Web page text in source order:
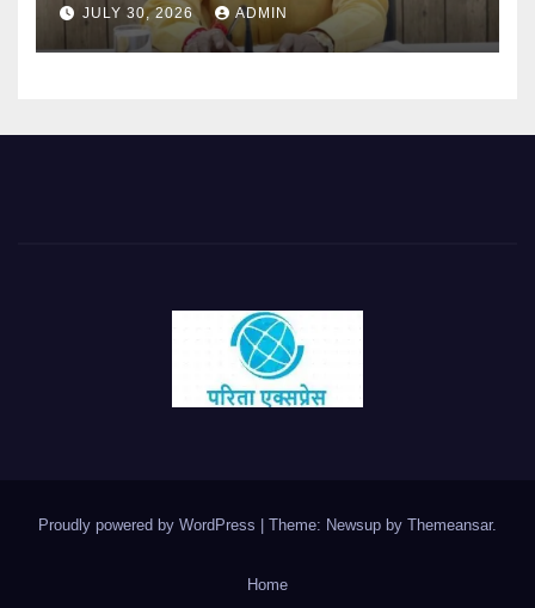
JULY 30, 2026 ADMIN
Proudly powered by WordPress | Theme: Newsup by Themeansar.
Home